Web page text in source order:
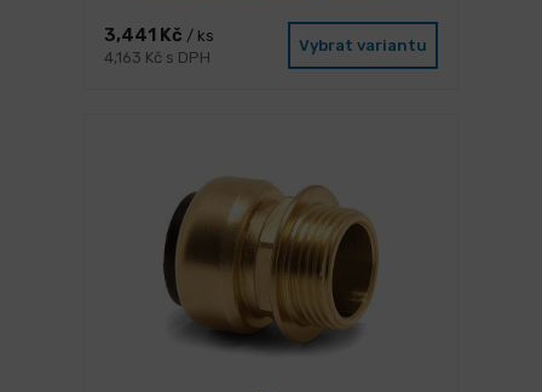
3,441 Kč / ks
4,163 Kč s DPH
Vybrat variantu